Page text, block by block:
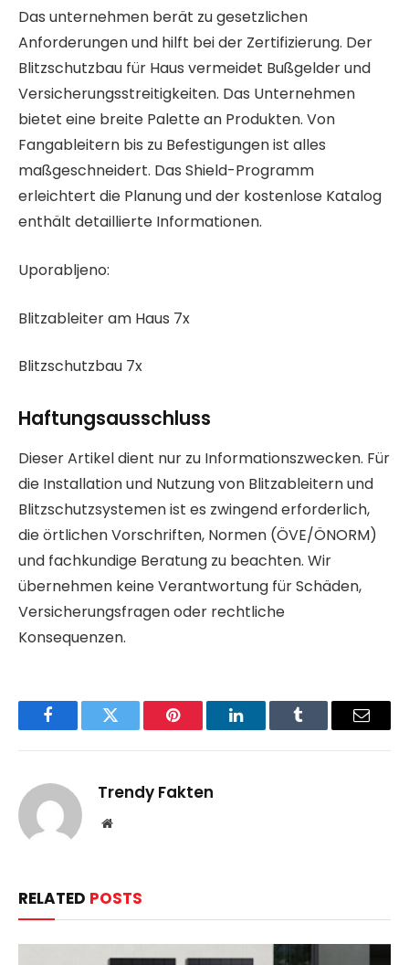
Das unternehmen berät zu gesetzlichen
Anforderungen und hilft bei der Zertifizierung. Der
Blitzschutzbau für Haus vermeidet Bußgelder und
Versicherungsstreitigkeiten. Das Unternehmen
bietet eine breite Palette an Produkten. Von
Fangableitern bis zu Befestigungen ist alles
maßgeschneidert. Das Shield-Programm
erleichtert die Planung und der kostenlose Katalog
enthält detaillierte Informationen.
Uporabljeno:
Blitzableiter am Haus 7x
Blitzschutzbau 7x
Haftungsausschluss
Dieser Artikel dient nur zu Informationszwecken. Für
die Installation und Nutzung von Blitzableitern und
Blitzschutzsystemen ist es zwingend erforderlich,
die örtlichen Vorschriften, Normen (ÖVE/ÖNORM)
und fachkundige Beratung zu beachten. Wir
übernehmen keine Verantwortung für Schäden,
Versicherungsfragen oder rechtliche
Konsequenzen.
FacebookTwitter Pinterest LinkedInTumblr Email
Trendy Fakten
Website
RELATED POSTS